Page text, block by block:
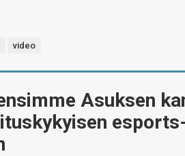
video
Asuksen